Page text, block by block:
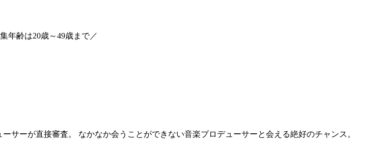
年齢は20歳～49歳まで／
サーが直接審査。 なかなか会うことができない音楽プロデューサーと会える絶好のチャンス。